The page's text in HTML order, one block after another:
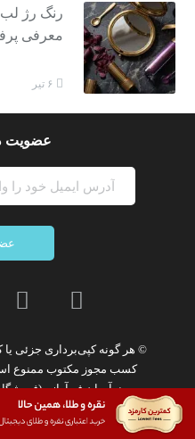
رنگ رژ لب
معرفی
۶ تیر
عضویت
© هر گونهکپی‌برداری جزئی
کسب مجوز مکتوب ممنوع
نوآوران فن‌آوازه